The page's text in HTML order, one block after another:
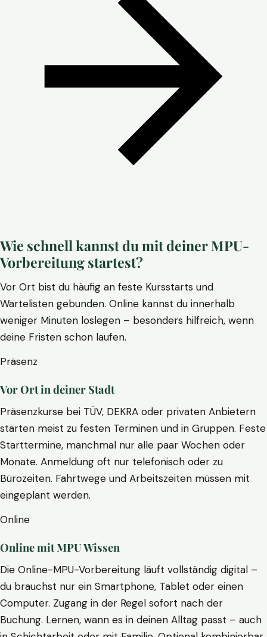
Wie schnell kannst du mit deiner MPU-
Vorbereitung startest?
Vor Ort bist du häufig an feste Kursstarts und
Wartelisten gebunden. Online kannst du innerhalb
weniger Minuten loslegen – besonders hilfreich, wenn
deine Fristen schon laufen.
Präsenz
Vor Ort in deiner Stadt
Präsenzkurse bei TÜV, DEKRA oder privaten Anbietern
starten meist zu festen Terminen und in Gruppen. Feste
Starttermine, manchmal nur alle paar Wochen oder
Monate. Anmeldung oft nur telefonisch oder zu
Bürozeiten. Fahrtwege und Arbeitszeiten müssen mit
eingeplant werden.
Online
Online mit MPU Wissen
Die Online-MPU-Vorbereitung läuft vollständig digital –
du brauchst nur ein Smartphone, Tablet oder einen
Computer. Zugang in der Regel sofort nach der
Buchung. Lernen, wann es in deinen Alltag passt – auch